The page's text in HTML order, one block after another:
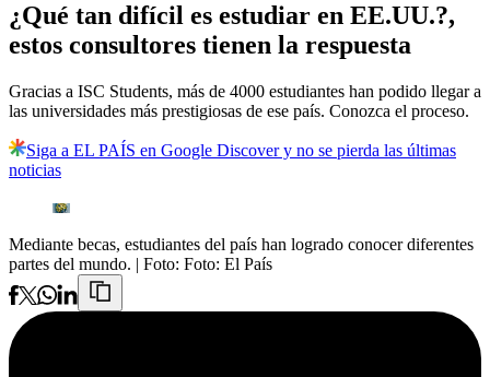
¿Qué tan difícil es estudiar en EE.UU.?,
estos consultores tienen la respuesta
Gracias a ISC Students, más de 4000 estudiantes han podido llegar a
las universidades más prestigiosas de ese país. Conozca el proceso.
Siga a EL PAÍS en Google Discover y no se pierda las últimas
noticias
Mediante becas, estudiantes del país han logrado conocer diferentes
partes del mundo. | Foto: Foto: El País